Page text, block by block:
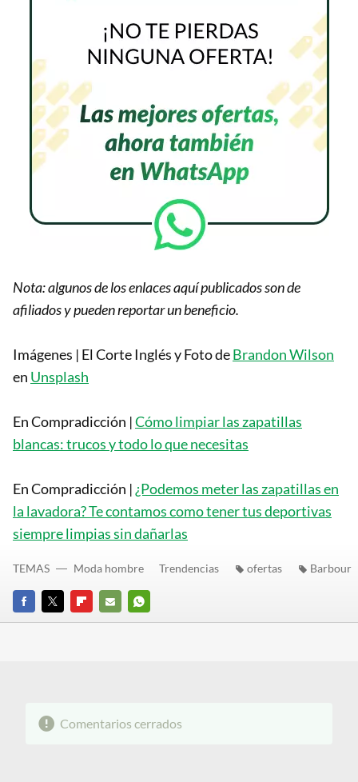
Nota: algunos de los enlaces aquí publicados son de
afiliados y pueden reportar un beneficio.
Imágenes | El Corte Inglés y Foto deBrandon Wilson
en Unsplash
En Compradicción |Cómo limpiar las zapatillas
blancas: trucos y todo lo que necesitas
En Compradicción | ¿Podemos meter las zapatillas en
la lavadora? Te contamos como tener tus deportivas
siempre limpias sin dañarlas
FACEBOOK
TWITTERFLIPBOARD
E-
WHATSAPP
TEMAS Moda hombre Trendencias ofertas Barbour
Comentarios cerrados